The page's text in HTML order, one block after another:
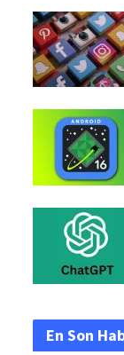
En Son